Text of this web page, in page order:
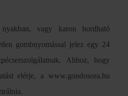
vagy karon hordható
gombnyomással jelez egy 24
Ahhoz, hogy
elérje, a www.gondosora.hu